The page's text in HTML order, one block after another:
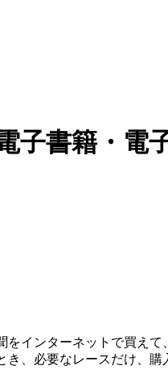
子書籍・電
インターネットで買え
、必要なレースだけ、購